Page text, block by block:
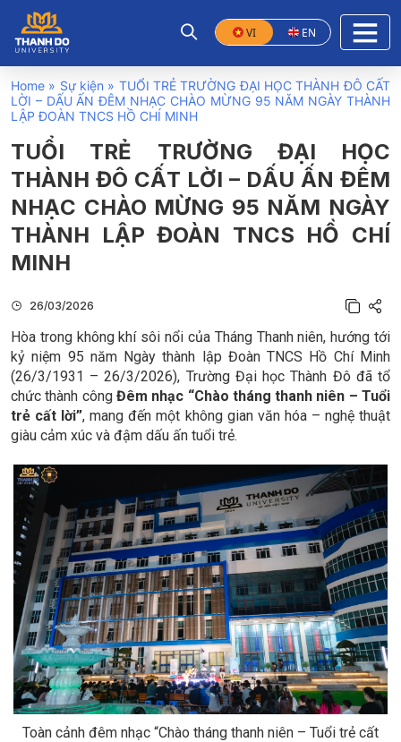
VI EN
Home » Sự kiện » TUỔI TRẺ TRƯỜNG ĐẠI HỌC THÀNH ĐÔ CẤT
LỜI – DẤU ẤN ĐÊM NHẠC CHÀO MỪNG 95 NĂM NGÀY THÀNH
LẬP ĐOÀN TNCS HỒ CHÍ MINH
TUỔI TRẺ TRƯỜNG ĐẠI HỌC
THÀNH ĐÔ CẤT LỜI – DẤU ẤN ĐÊM
NHẠC CHÀO MỪNG 95 NĂM NGÀY
THÀNH LẬP ĐOÀN TNCS HỒ CHÍ
MINH
26/03/2026
Hòa trong không khí sôi nổi của Tháng Thanh niên, hướng tới
kỷ niệm 95 năm Ngày thành lập Đoàn TNCS Hồ Chí Minh
(26/3/1931 – 26/3/2026), Trường Đại học Thành Đô đã tổ
chức thành công Đêm nhạc “Chào tháng thanh niên – Tuổi
trẻ cất lời”, mang đến một không gian văn hóa – nghệ thuật
giàu cảm xúc và đậm dấu ấn tuổi trẻ.
Toàn cảnh đêm nhạc “Chào tháng thanh niên – Tuổi trẻ cất